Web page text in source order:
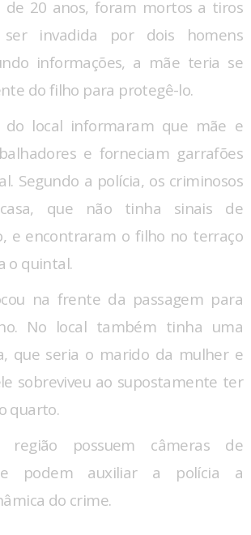
de 20 anos, foram mortos a tiros
invadida por dois homens
informações, a mãe teria se
do filho para protegê-lo.
do local informaram que mãe e
e forneciam garrafões
Segundo a polícia, os criminosos
que não tinha sinais de
e encontraram o filho no terraço
o quintal.
na frente da passagem para
No local também tinha uma
que seria o marido da mulher e
sobreviveu ao supostamente ter
quarto.
possuem câmeras de
podem auxiliar a polícia a
do crime.